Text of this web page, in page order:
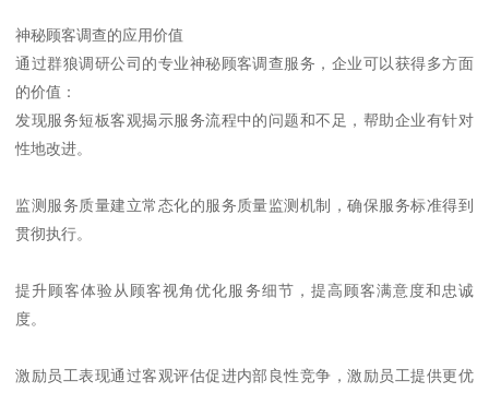
神秘顾客调查的应用价值
通过群狼调研公司的专业神秘顾客调查服务，企业可以获得多方面
的价值：
发现服务短板客观揭示服务流程中的问题和不足，帮助企业有针对
性地改进。
监测服务质量建立常态化的服务质量监测机制，确保服务标准得到
贯彻执行。
提升顾客体验从顾客视角优化服务细节，提高顾客满意度和忠诚
度。
激励员工表现通过客观评估促进内部良性竞争，激励员工提供更优